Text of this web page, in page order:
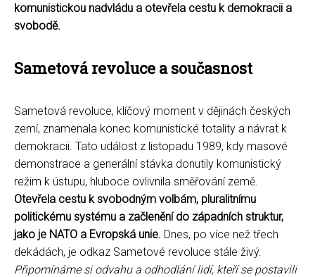
komunistickou nadvládu a otevřela cestu k demokracii a
svobodě.
Sametová revoluce a současnost
Sametová revoluce, klíčový moment v dějinách českých
zemí, znamenala konec komunistické totality a návrat k
demokracii. Tato událost z listopadu 1989, kdy masové
demonstrace a generální stávka donutily komunistický
režim k ústupu, hluboce ovlivnila směřování země.
Otevřela cestu k svobodným volbám, pluralitnímu
politickému systému a začlenění do západních struktur,
jako je NATO a Evropská unie. Dnes, po více než třech
dekádách, je odkaz Sametové revoluce stále živý.
Připomínáme si odvahu a odhodlání lidí, kteří se postavili